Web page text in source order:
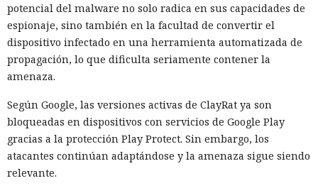
potencial del malware no solo radica en sus capacidades de
espionaje, sino también en la facultad de convertir el
dispositivo infectado en una herramienta automatizada de
propagación, lo que dificulta seriamente contener la
amenaza.
Según Google, las versiones activas de ClayRat ya son
bloqueadas en dispositivos con servicios de Google Play
gracias a la protección Play Protect. Sin embargo, los
atacantes continúan adaptándose y la amenaza sigue siendo
relevante.